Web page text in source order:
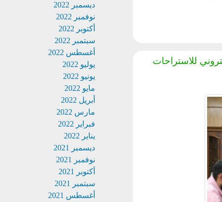
للاستراحات
ديسمبر 2022
نوفمبر 2022
أكتوبر 2022
سبتمبر 2022
أغسطس 2022
يوليو 2022
يونيو 2022
مايو 2022
أبريل 2022
مارس 2022
فبراير 2022
يناير 2022
ديسمبر 2021
نوفمبر 2021
أكتوبر 2021
سبتمبر 2021
أغسطس 2021